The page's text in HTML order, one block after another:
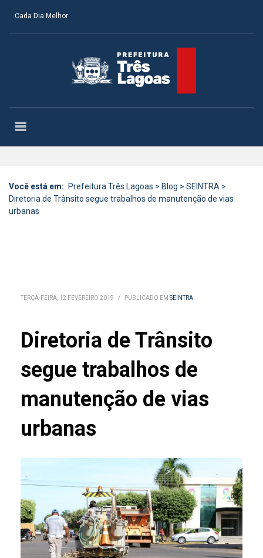
Cada Dia Melhor
Você está em: Prefeitura Três Lagoas > Blog > SEINTRA >
Diretoria de Trânsito segue trabalhos de manutenção de vias
urbanas
TERÇA-FEIRA, 12 FEVEREIRO 2019 / PUBLICADO EM SEINTRA
Diretoria de Trânsito
segue trabalhos de
manutenção de vias
urbanas